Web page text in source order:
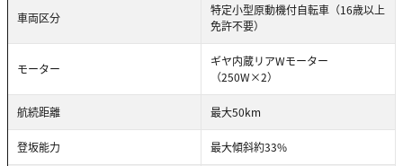
車両区分
特定小型原動機付自転車（16歳以上
免許不要）
モーター
ギヤ内蔵リアWモーター
（250W×2）
航続距離 最大50km
登坂能力 最大傾斜約33%